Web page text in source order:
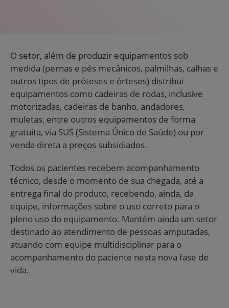
O setor, além de produzir equipamentos sob
medida (pernas e pés mecânicos, palmilhas, calhas e
outros tipos de próteses e órteses) distribui
equipamentos como cadeiras de rodas, inclusive
motorizadas, cadeiras de banho, andadores,
muletas, entre outros equipamentos de forma
gratuita, via SUS (Sistema Único de Saúde) ou por
venda direta a preços subsidiados.
Todos os pacientes recebem acompanhamento
técnico, desde o momento de sua chegada, até a
entrega final do produto, recebendo, ainda, da
equipe, informações sobre o uso correto para o
pleno uso do equipamento. Mantém ainda um setor
destinado ao atendimento de pessoas amputadas,
atuando com equipe multidisciplinar para o
acompanhamento do paciente nesta nova fase de
vida.